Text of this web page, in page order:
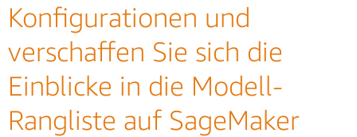
Konfigurationen und
verschaffen Sie sich die
Einblicke in die Modell-
Rangliste auf SageMaker